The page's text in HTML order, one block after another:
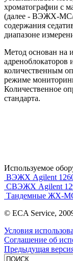
хроматографии с
(далее - ВЭЖХ-МС/
содержания
диапазоне
Метод основан на
количественным
режиме
Количественное
стандарта.
Используемое
ВЭЖХ Agilent
СВЭЖХ Agilent
Тандемные ЖХ-МС
© ECA Service,
Условия
Соглашение об
Предыдущая